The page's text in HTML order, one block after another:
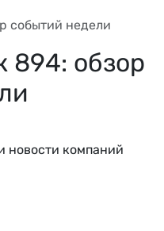
событий недели
894: обзор
новости компаний